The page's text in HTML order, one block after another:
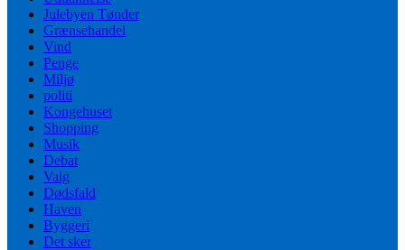
Julebyen Tønder
Grænsehandel
Vind
Penge
Miljø
politi
Kongehuset
Shopping
Musik
Debat
Valg
Dødsfald
Haven
Byggeri
Det sker